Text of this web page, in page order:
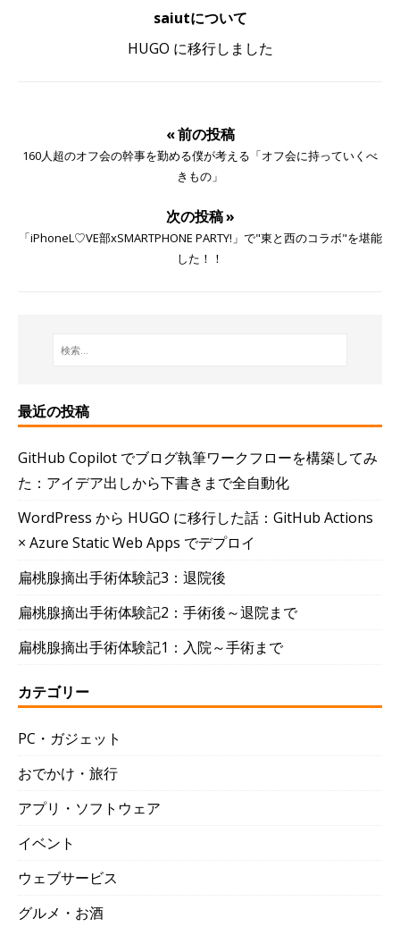
saiutについて
HUGO に移行しました
« 前の投稿
160人超のオフ会の幹事を勤める僕が考える「オフ会に持っていくべ
きもの」
次の投稿 »
「iPhoneL♡VE部xSMARTPHONE PARTY!」で"東と西のコラボ"を堪能
した！！
最近の投稿
GitHub Copilot でブログ執筆ワークフローを構築してみ
た：アイデア出しから下書きまで全自動化
WordPress から HUGO に移行した話：GitHub Actions
× Azure Static Web Apps でデプロイ
扁桃腺摘出手術体験記3：退院後
扁桃腺摘出手術体験記2：手術後～退院まで
扁桃腺摘出手術体験記1：入院～手術まで
カテゴリー
PC・ガジェット
おでかけ・旅行
アプリ・ソフトウェア
イベント
ウェブサービス
グルメ・お酒